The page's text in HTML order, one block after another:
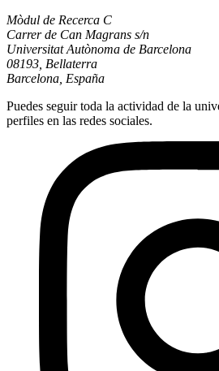
Mòdul de Recerca C
Carrer de Can Magrans s/n
Universitat Autònoma de Barcelona
08193, Bellaterra
Barcelona, España
Puedes seguir toda la actividad de la
perfiles en las redes sociales.